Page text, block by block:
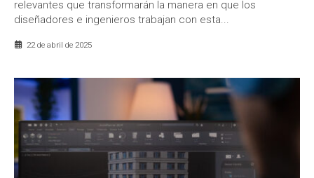
relevantes que transformarán la manera en que los
diseñadores e ingenieros trabajan con esta...
22 de abril de 2025